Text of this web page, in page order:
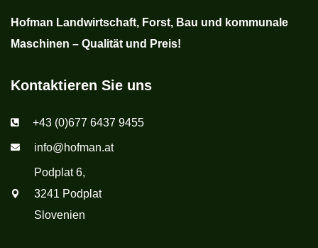
Hofman Landwirtschaft, Forst, Bau und kommunale
Maschinen – Qualität und Preis!
Kontaktieren Sie uns
+43 (0)677 6437 9455
info@hofman.at
Podplat 6,
3241 Podplat
Slovenien